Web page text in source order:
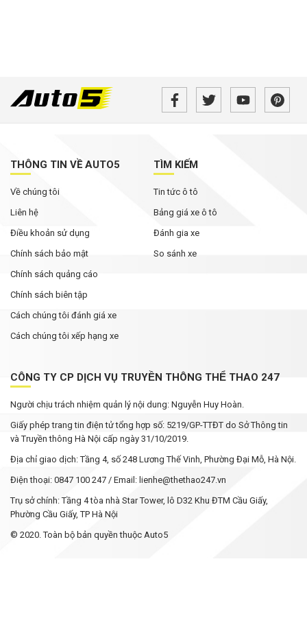
THÔNG TIN VỀ AUTO5
Về chúng tôi
Liên hệ
Điều khoản sử dụng
Chính sách bảo mật
Chính sách quảng cáo
Chính sách biên tập
Cách chúng tôi đánh giá xe
Cách chúng tôi xếp hạng xe
TÌM KIẾM
Tin tức ô tô
Bảng giá xe ô tô
Đánh gia xe
So sánh xe
CÔNG TY CP DỊCH VỤ TRUYỀN THÔNG THỂ THAO 247
Người chịu trách nhiệm quản lý nội dung: Nguyễn Huy Hoàn.
Giấy phép trang tin điện tử tổng hợp số: 5219/GP-TTĐT do Sở Thông tin
và Truyền thông Hà Nội cấp ngày 31/10/2019.
Địa chỉ giao dịch: Tầng 4, số 248 Lương Thế Vinh, Phường Đại Mỗ, Hà Nội.
Điện thoại: 0847 100 247 / Email: lienhe@thethao247.vn
Trụ sở chính: Tầng 4 tòa nhà Star Tower, lô D32 Khu ĐTM Cầu Giấy,
Phường Cầu Giấy, TP Hà Nội
© 2020. Toàn bộ bản quyền thuộc Auto5